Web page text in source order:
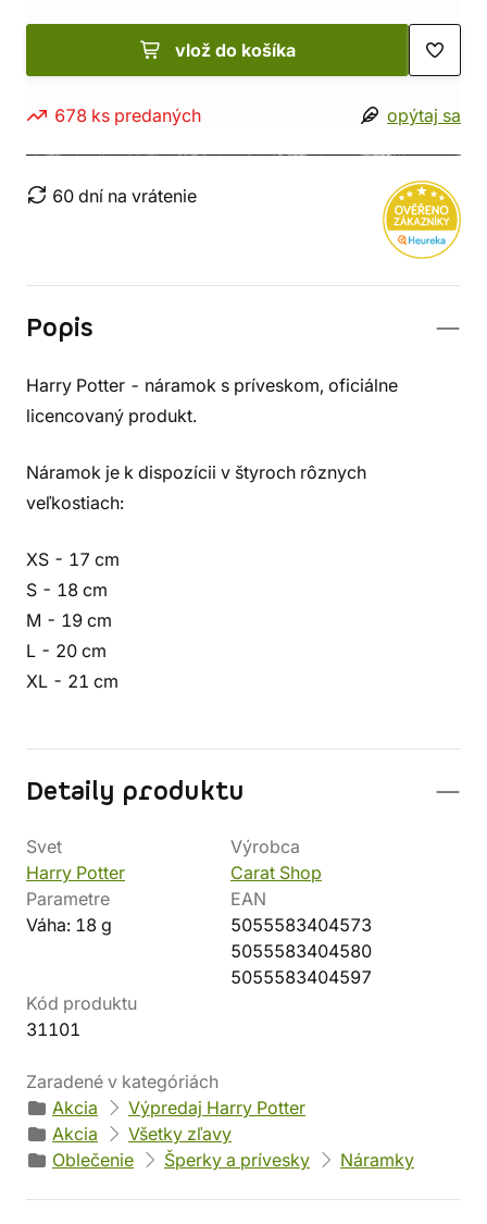
vlož do košíka
678 ks predaných opýtaj sa
60 dní na vrátenie
Popis
Harry Potter - náramok s príveskom, oficiálne
licencovaný produkt.
Náramok je k dispozícii v štyroch rôznych
veľkostiach:
XS - 17 cm
S - 18 cm
M - 19 cm
L - 20 cm
XL - 21 cm
Detaily produktu
Svet
Harry Potter
Výrobca
Carat Shop
Parametre
Váha: 18 g
EAN
5055583404573
5055583404580
5055583404597
Kód produktu
31101
Zaradené v kategóriách
Akcia
Výpredaj Harry Potter
Akcia
Všetky zľavy
Oblečenie
Šperky a prívesky Náramky